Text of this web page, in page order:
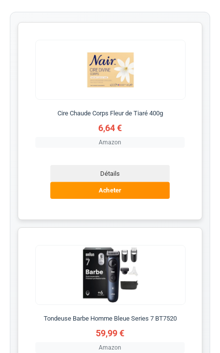
Cire Chaude Corps Fleur de Tiaré 400g
6,64 €
Amazon
Détails
Acheter
Tondeuse Barbe Homme Bleue Series 7 BT7520
59,99 €
Amazon